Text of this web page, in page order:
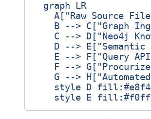
  graph LR
A["Raw Source
B --> C["Graph
C --> D["Neo4j
D --> E["Semantic
E --> F["Query
F --> G["Procurize
G -->
style D